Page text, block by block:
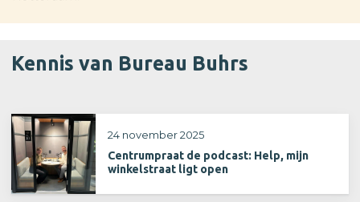
Kennis van Bureau Buhrs
Centrumpraat de podcast: Help, mijn
winkelstraat ligt open
24 november 2025